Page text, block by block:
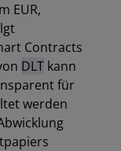
EUR,
Contracts
DLT kann
für
werden